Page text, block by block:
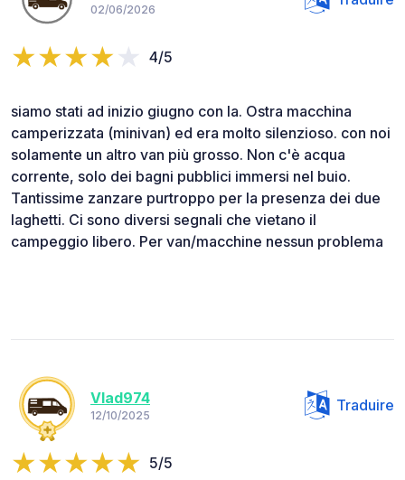
02/06/2026
4/5
siamo stati ad inizio giugno con la. Ostra macchina
camperizzata (minivan) ed era molto silenzioso. con noi
solamente un altro van più grosso. Non c'è acqua
corrente, solo dei bagni pubblici immersi nel buio.
Tantissime zanzare purtroppo per la presenza dei due
laghetti. Ci sono diversi segnali che vietano il
campeggio libero. Per van/macchine nessun problema
Vlad974
12/10/2025
Traduire
5/5